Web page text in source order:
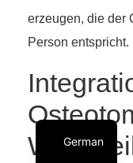
erzeugen, die der
Person entspricht.
German